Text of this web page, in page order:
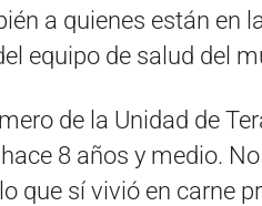
a quienes están en
equipo de salud del
de la Unidad de
8 años y medio.
que sí vivió en carne